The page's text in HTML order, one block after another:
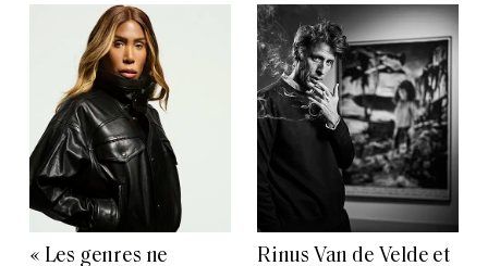
« Les genres ne
Rinus Van de Velde et